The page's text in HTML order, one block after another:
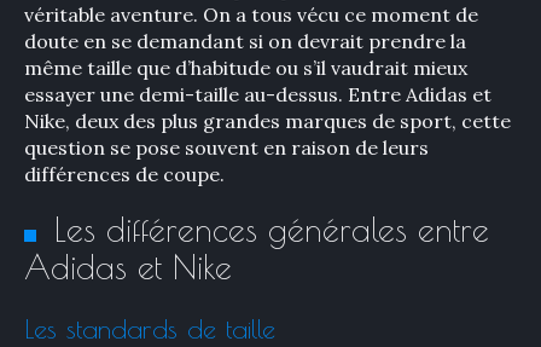
véritable aventure. On a tous vécu ce moment de
doute en se demandant si on devrait prendre la
même taille que d’habitude ou s’il vaudrait mieux
essayer une demi-taille au-dessus. Entre Adidas et
Nike, deux des plus grandes marques de sport, cette
question se pose souvent en raison de leurs
différences de coupe.
Les différences générales entre
Adidas et Nike
Les standards de taille